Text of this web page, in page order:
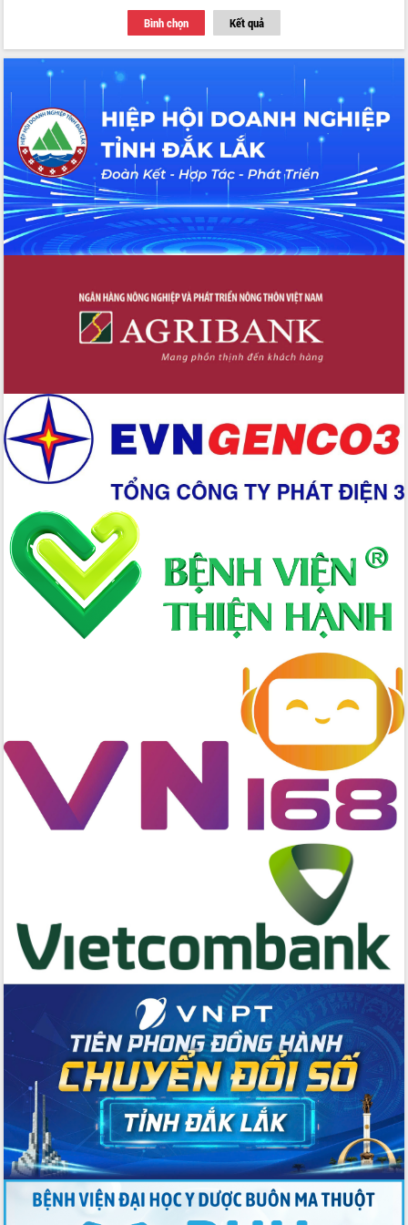
với Tập đoàn Bưu chính Viễn thông
Thứ trưởng Bộ Y tế làm việc với tỉnh
Đắk Lắk về phát triển nhân lực y tế
cho trạm y tế cấp xã
Du lịch Đắk Lắk nâng tầm trải nghiệm
du khách thông qua Hệ thống cơ sở dữ
liệu và Bản đồ số
Tập huấn ứng dụng trí tuệ nhân tạo (AI)
trong thương mại điện tử năm 2026
Đoàn đại biểu Quốc hội tỉnh Đắk Lắk
trao đổi thông tin trước Kỳ họp thứ
nhất, Quốc hội khóa XVI
thông nguồn lực phát triển
Nâng cao hiệu lực, hiệu quả HĐND
tỉnh thông qua hiện đại hóa hành chính
Xã Ea Phê gắn cải cách hành chính với
Phó Chủ tịch Thường trực UBND tỉnh
Hồ Thị Nguyên Thảo làm việc tại Trung
tâm Phục vụ hành chính công xã Ea
Phê
Xây dựng nền hành chính số đồng
hành cùng nông dân dân, doanh nghiệp
Giai đoạn 2026-2030, Đắk Lắk phấn
đấu có 77% xã đạt chuẩn nông thôn
mới
Chuyển đổi số 'mở đường' cho nông
nghiệp Đắk Lắk tăng trưởng bứt phá
Triển khai đồng bộ đo đạc, lập hồ sơ
địa chính, hoàn thiện cơ sở dữ liệu đất
Đảng từ Sổ tay đảng viên điện tử
Đắk Lắk đẩy mạnh nuôi biển công
nghệ, hướng tới phát triển thủy sản
bền vững
Tập huấn nâng cao năng lực triển khai
2026
Đẩy mạnh cải cách hành chính, quyết
tâm đạt được mục tiêu tăng trưởng
hai con số trong năm 2026
Tổ chức trang trọng Lễ hội Đền thờ
Lương Văn Chánh năm 2026
Phó Bí thư Tỉnh ủy Đắk Lắk Đỗ Hữu
Huy giữ chức Bí thư Đảng ủy Ủy Ban
Nhân dân tỉnh
Bệnh án điện tử thúc đẩy chuyển đổi
số y tế tại Đắk Lắk
Chuyển đổi số thư viện: Mở rộng
không gian tri thức trong thời đại số
Đánh giá, rút kinh nghiệm công tác tổ
chức diễn tập trước ngày bầu cử
Bình chọn Kết quả